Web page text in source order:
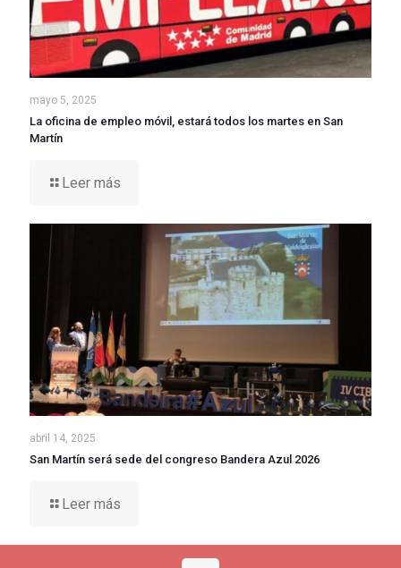
mayo 5, 2025
La oficina de empleo móvil, estará todos los martes en San
Martín
Leer más
abril 14, 2025
San Martín será sede del congreso Bandera Azul 2026
Leer más